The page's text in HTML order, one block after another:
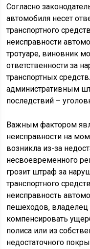
Согласно
автомобиля несет
транспортного
неисправности
тротуаре, виновник
ответственности за
транспортных
административным
последствий –
Важным фактором
неисправности на
возникла из-за
несвоевременного
грозит штраф за
транспортного
неисправность
пешеходов,
компенсировать
полиса или из
недостаточного